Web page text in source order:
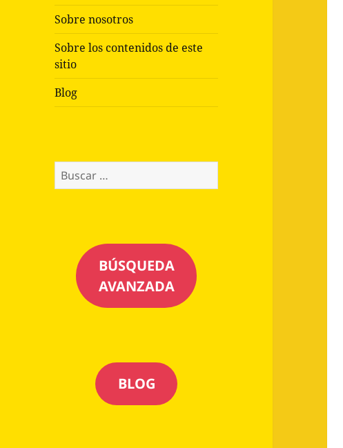
Sobre nosotros
Sobre los contenidos de este
sitio
Blog
Buscar:
BÚSQUEDA
AVANZADA
BLOG